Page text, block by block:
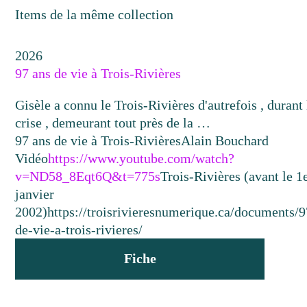
Items de la même collection
2026
97 ans de vie à Trois-Rivières
Gisèle a connu le Trois-Rivières d'autrefois , durant
crise , demeurant tout près de la …
97 ans de vie à Trois-RivièresAlain Bouchard
Vidéohttps://www.youtube.com/watch?
v=ND58_8Eqt6Q&t=775sTrois-Rivières (avant le
janvier
2002)https://troisrivieresnumerique.ca/documents/
de-vie-a-trois-rivieres/
Fiche